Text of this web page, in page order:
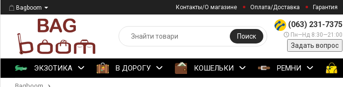
Bagboom Контакты/О магазине Оплата/Доставка Гарантия
(063) 231-7375
Пн—Нд 8:30—21:00
Задать вопрос
Поиск
ЭКЗОТИКА В ДОРОГУ КОШЕЛЬКИ РЕМНИ